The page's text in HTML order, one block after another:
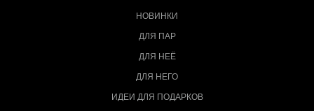
НОВИНКИ
ДЛЯ ПАР
ДЛЯ НЕЁ
ДЛЯ НЕГО
ИДЕИ ДЛЯ ПОДАРКОВ